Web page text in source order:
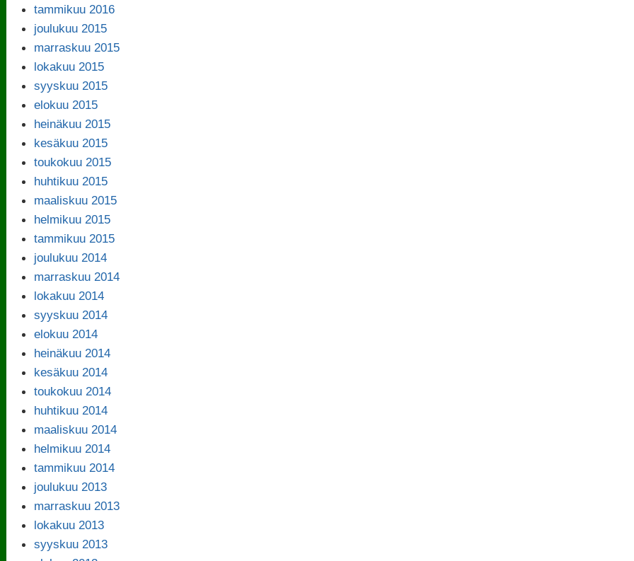
tammikuu 2016
joulukuu 2015
marraskuu 2015
lokakuu 2015
syyskuu 2015
elokuu 2015
heinäkuu 2015
kesäkuu 2015
toukokuu 2015
huhtikuu 2015
maaliskuu 2015
helmikuu 2015
tammikuu 2015
joulukuu 2014
marraskuu 2014
lokakuu 2014
syyskuu 2014
elokuu 2014
heinäkuu 2014
kesäkuu 2014
toukokuu 2014
huhtikuu 2014
maaliskuu 2014
helmikuu 2014
tammikuu 2014
joulukuu 2013
marraskuu 2013
lokakuu 2013
syyskuu 2013